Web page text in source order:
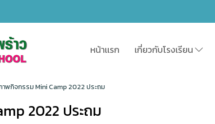
หน้าเเรก เกี่ยวกับโรงเรียน
าพกิจกรรม Mini Camp 2022 ประถม
2022 ประถม